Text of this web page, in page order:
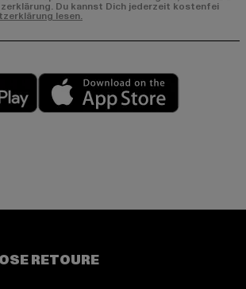
Du kannst Dich jederzeit kostenfei
lesen.
Play market
RETOURE